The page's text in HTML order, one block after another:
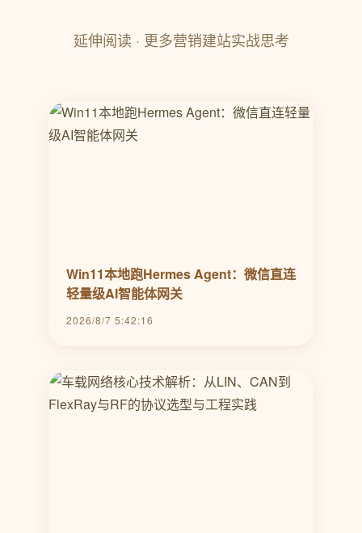
延伸阅读 · 更多营销建站实战思考
Win11本地跑Hermes Agent：微信直连
轻量级AI智能体网关
2026/8/7 5:42:16